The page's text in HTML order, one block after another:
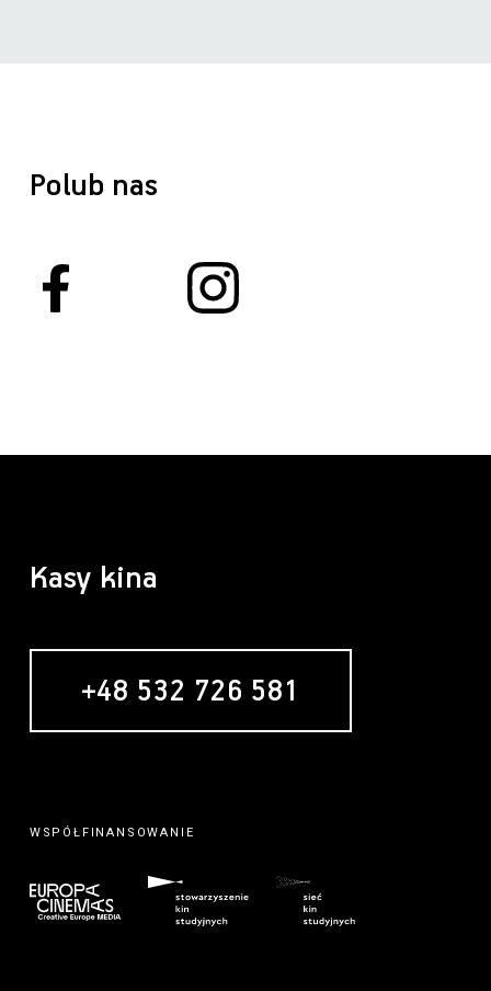
Polub nas
Kasy kina
+48 532 726 581
WSPÓŁFINANSOWANIE